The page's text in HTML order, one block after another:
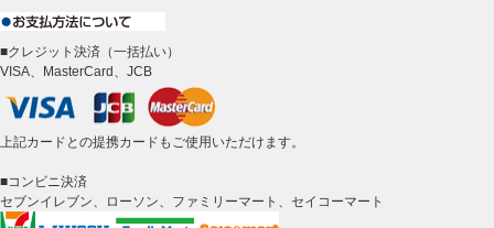
■クレジット決済（一括払い）
VISA、MasterCard、JCB
上記カードとの提携カードもご使用いただけます。
■コンビニ決済
セブンイレブン、ローソン、ファミリーマート、セイコーマート